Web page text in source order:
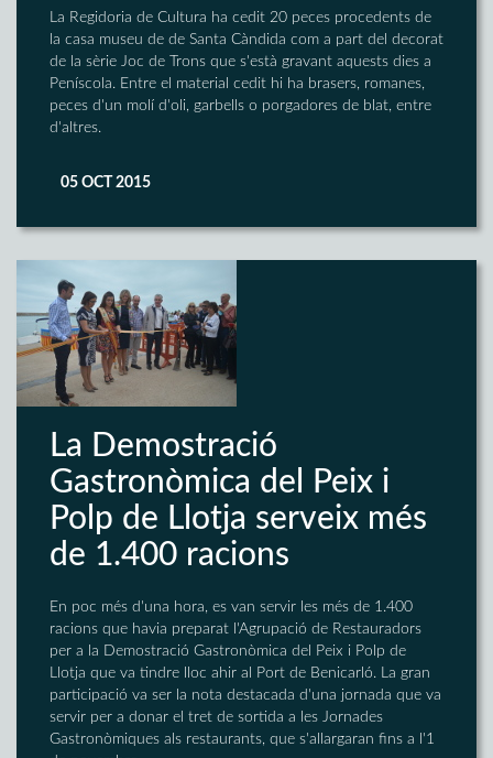
La Regidoria de Cultura ha cedit 20 peces procedents de
la casa museu de de Santa Càndida com a part del decorat
de la sèrie Joc de Trons que s'està gravant aquests dies a
Peníscola. Entre el material cedit hi ha brasers, romanes,
peces d'un molí d'oli, garbells o porgadores de blat, entre
d'altres.
05 OCT 2015
La Demostració
Gastronòmica del Peix i
Polp de Llotja serveix més
de 1.400 racions
En poc més d'una hora, es van servir les més de 1.400
racions que havia preparat l'Agrupació de Restauradors
per a la Demostració Gastronòmica del Peix i Polp de
Llotja que va tindre lloc ahir al Port de Benicarló. La gran
participació va ser la nota destacada d'una jornada que va
servir per a donar el tret de sortida a les Jornades
Gastronòmiques als restaurants, que s'allargaran fins a l'1